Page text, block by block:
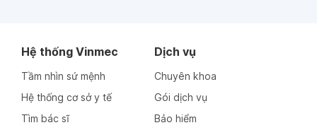
Hệ thống Vinmec
Tầm nhìn sứ mệnh
Hệ thống cơ sở y tế
Tìm bác sĩ
Dịch vụ
Chuyên khoa
Gói dịch vụ
Bảo hiểm